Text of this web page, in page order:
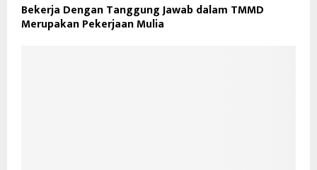
Bekerja Dengan Tanggung Jawab dalam TMMD
Merupakan Pekerjaan Mulia